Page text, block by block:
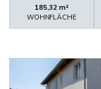
185,32 m²
WOHNFLÄCHE